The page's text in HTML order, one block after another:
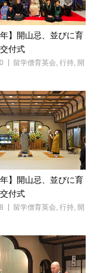
年】開山忌、並びに育
付式
留学僧育英会, 行持, 開
年】開山忌、並びに育
付式
留学僧育英会, 行持, 開